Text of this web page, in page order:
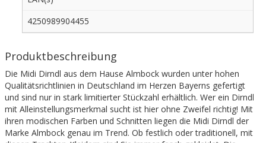
4250989904455
Produktbeschreibung
Die Midi Dirndl aus dem Hause Almbock wurden unter hohen
Qualitätsrichtlinien in Deutschland im Herzen Bayerns gefertigt
und sind nur in stark limitierter Stückzahl erhältlich. Wer ein Dirndl
mit Alleinstellungsmerkmal sucht ist hier ohne Zweifel richtig! Mit
ihren modischen Farben und Schnitten liegen die Midi Dirndl der
Marke Almbock genau im Trend. Ob festlich oder traditionell, mit